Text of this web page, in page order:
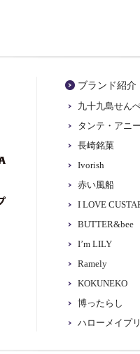
ブランド紹介
九十九島せん
タンテ・アニ
長崎銘菓
Ivorish
赤い風船
I LOVE
BUTTER&bee
I’m LILY
Ramely
KOKUNEKO
博ったらし
ハローメイプ